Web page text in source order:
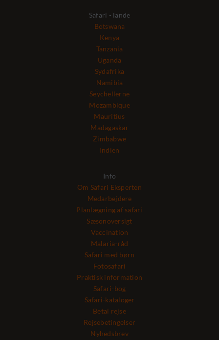
Safari - lande
Botswana
Kenya
Tanzania
Uganda
Sydafrika
Namibia
Seychellerne
Mozambique
Mauritius
Madagaskar
Zimbabwe
Indien
Info
Om Safari Eksperten
Medarbejdere
Planlægning af safari
Sæsonoversigt
Vaccination
Malaria-råd
Safari med børn
Fotosafari
Praktisk information
Safari-bog
Safari-kataloger
Betal rejse
Rejsebetingelser
Nyhedsbrev